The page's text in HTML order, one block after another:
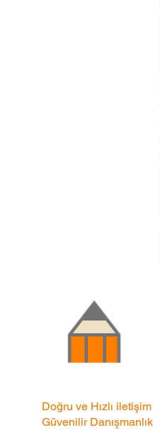
Doğru ve Hızlı iletişim
Güvenilir Danışmanlık